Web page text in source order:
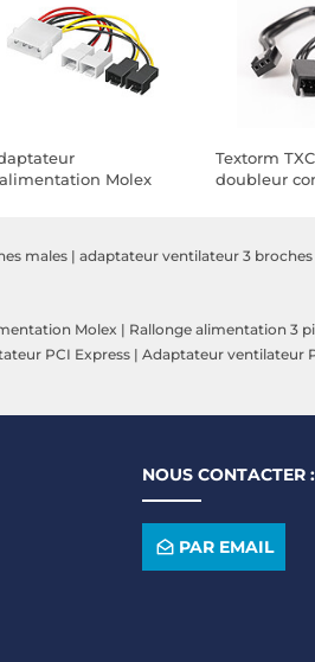
Molex
Textorm
doubleur
males | adaptateur ventilateur 3
Molex | Rallonge alimentation 3
PCI Express | Adaptateur ventilateur
NOUS CONTACTER :
PAR EMAIL